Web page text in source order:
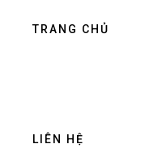
TRANG CHỦ
LIÊN HỆ